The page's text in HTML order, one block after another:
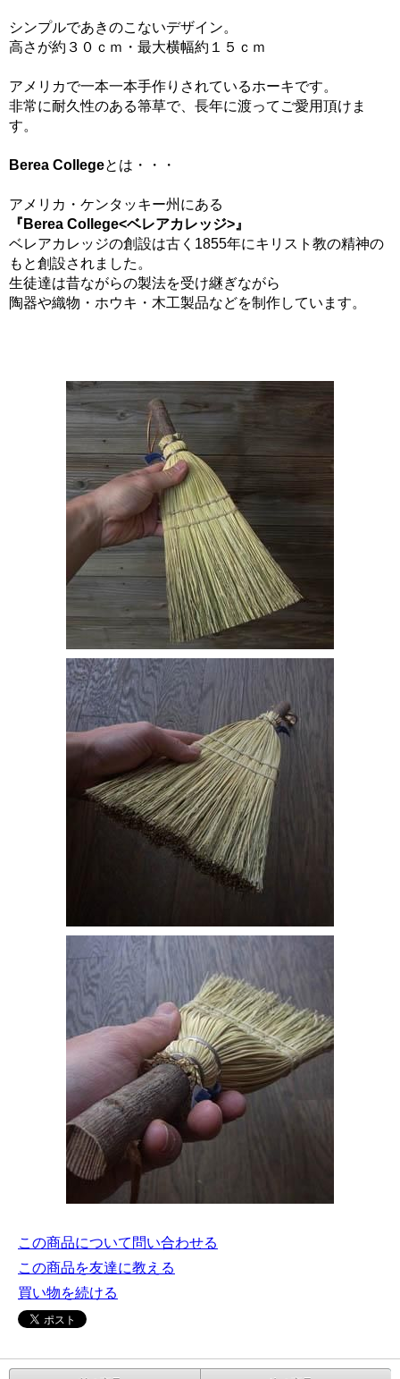
シンプルであきのこないデザイン。
高さが約３０ｃｍ・最大横幅約１５ｃｍ
アメリカで一本一本手作りされているホーキです。
非常に耐久性のある箒草で、長年に渡ってご愛用頂けま
す。
Berea Collegeとは・・・
アメリカ・ケンタッキー州にある
『Berea College<ベレアカレッジ>』
ベレアカレッジの創設は古く1855年にキリスト教の精神の
もと創設されました。
生徒達は昔ながらの製法を受け継ぎながら
陶器や織物・ホウキ・木工製品などを制作しています。
この商品について問い合わせる
この商品を友達に教える
買い物を続ける